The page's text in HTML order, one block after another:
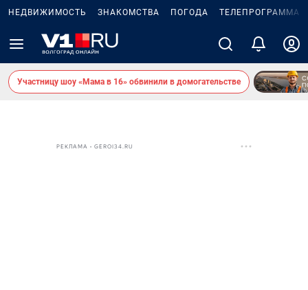
НЕДВИЖИМОСТЬ ЗНАКОМСТВА ПОГОДА ТЕЛЕПРОГРАММА
Участницу шоу «Мама в 16» обвинили в домогательстве
РЕКЛАМА • GEROI34.RU